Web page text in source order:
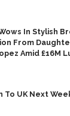
In Stylish
From
Amid £16M
To UK Next